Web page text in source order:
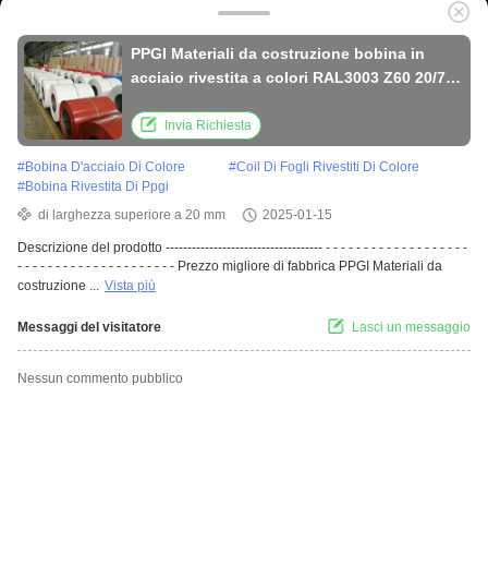
PPGI Materiali da costruzione bobina in
acciaio rivestita a colori RAL3003 Z60 20/7
Invia Richiesta
#Bobina D'acciaio Di Colore #Coil Di Fogli Rivestiti Di Colore
#Bobina Rivestita Di Ppgi
di larghezza superiore a 20 mm
2025-01-15
Descrizione del prodotto ------------------------------------ - - - - - - - - - - - - - - - - - - -
- - - - - - - - - - - - - - - - - - - - - Prezzo migliore di fabbrica PPGI Materiali da
costruzione ... Vista più
Messaggi del visitatore Lasci un messaggio
Nessun commento pubblico